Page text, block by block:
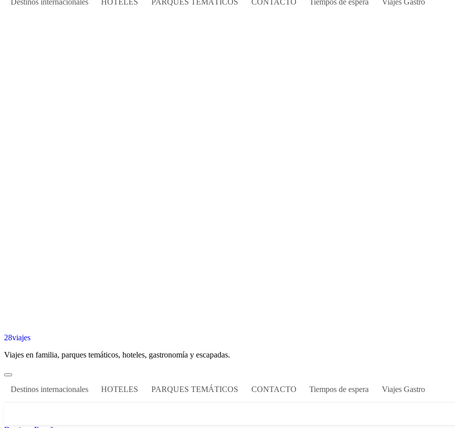
28viajes
Viajes en familia, parques temáticos, hoteles, gastronomía y escapadas.
Destinos internacionales HOTELES PARQUES TEMÁTICOS CONTACTO Tiempos de espera Viajes Gastro